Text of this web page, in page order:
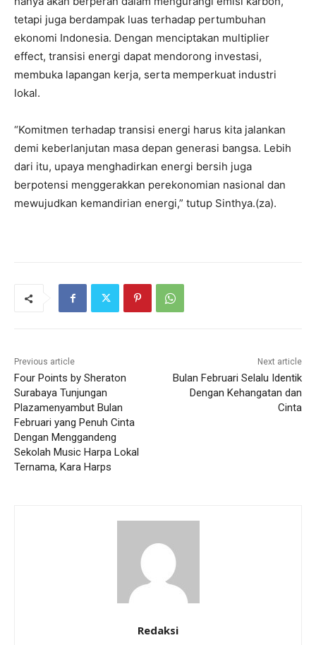
tetapi juga berdampak luas terhadap pertumbuhan
ekonomi Indonesia. Dengan menciptakan multiplier
effect, transisi energi dapat mendorong investasi,
membuka lapangan kerja, serta memperkuat industri
lokal.
“Komitmen terhadap transisi energi harus kita jalankan
demi keberlanjutan masa depan generasi bangsa. Lebih
dari itu, upaya menghadirkan energi bersih juga
berpotensi menggerakkan perekonomian nasional dan
mewujudkan kemandirian energi,” tutup Sinthya.(za).
Previous article
Four Points by Sheraton
Surabaya Tunjungan
Plazamenyambut Bulan
Februari yang Penuh Cinta
Dengan Menggandeng
Sekolah Music Harpa Lokal
Ternama, Kara Harps
Next article
Bulan Februari Selalu Identik
Dengan Kehangatan dan
Cinta
Redaksi